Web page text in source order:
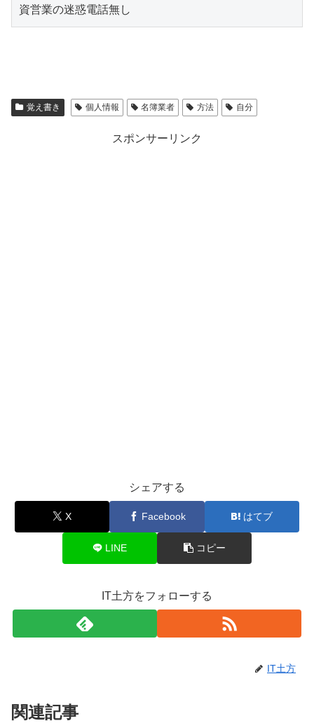
資営業の迷惑電話無し
覚え書き 個人情報 名簿業者 方法 自分
スポンサーリンク
シェアする
X Facebook はてブ
LINE コピー
IT土方をフォローする
IT土方
関連記事